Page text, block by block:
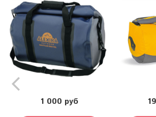
1 000 руб